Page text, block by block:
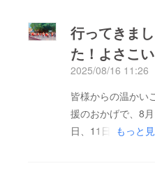
行ってきまし
た！よさこい
2025/08/16 11:26
皆様からの温かい
援のおかげで、8
日、11日と2日間
もっと